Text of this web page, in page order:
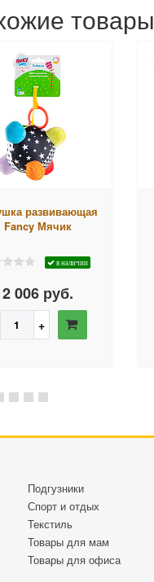
товары
развивающая
Fancy Мячик
в наличии
2 006 руб.
Подгузники
Спорт и отдых
Текстиль
Товары для мам
Товары для офиса